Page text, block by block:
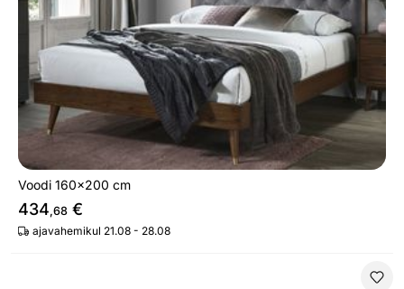
Voodi 160x200 cm
434,68 €
ajavahemikul 21.08 - 28.08